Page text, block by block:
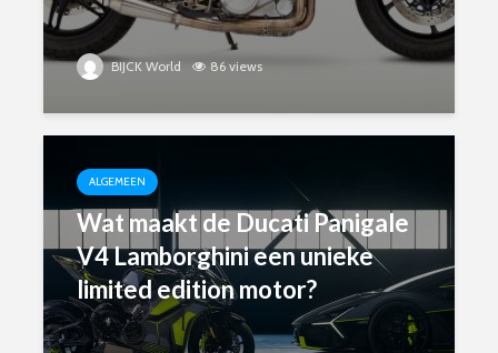
BIJCK World 86 views
ALGEMEEN
Wat maakt de Ducati Panigale
V4 Lamborghini een unieke
limited edition motor?